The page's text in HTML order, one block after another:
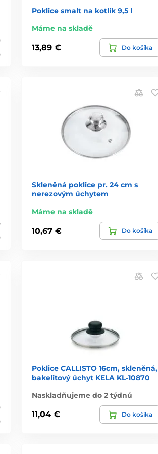
Poklice smalt na kotlík 9,5 l
Máme na skladě
13,89 € Do košíka
Skleněná poklice pr. 24 cm s
nerezovým úchytem
Máme na skladě
10,67 € Do košíka
Poklice CALLISTO 16cm, skleněná,
bakelitový úchyt KELA KL-10870
Naskladňujeme do 2 týdnů
11,04 € Do košíka